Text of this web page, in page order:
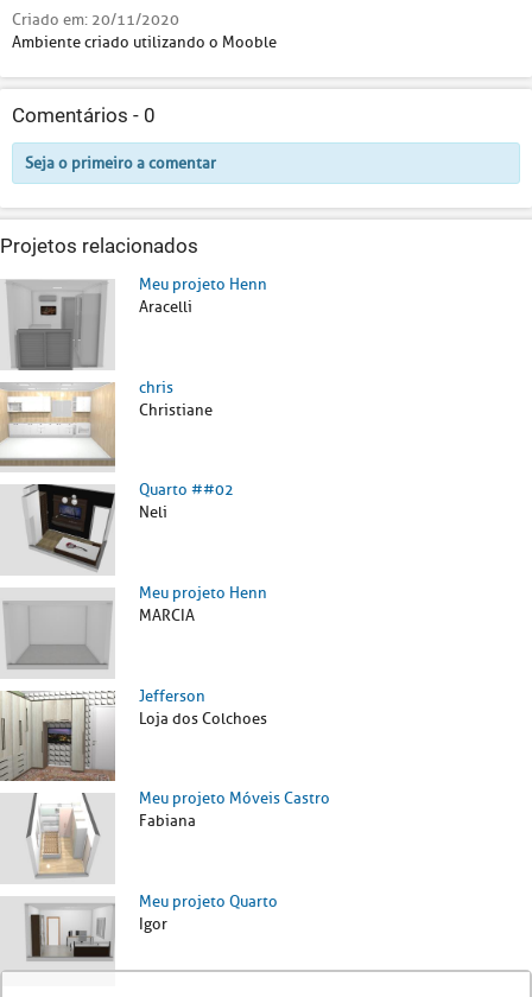
Criado em: 20/11/2020
Ambiente criado utilizando o Mooble
Comentários - 0
Seja o primeiro a comentar
Projetos relacionados
Meu projeto Henn
Aracelli
chris
Christiane
Quarto ##02
Neli
Meu projeto Henn
MARCIA
Jefferson
Loja dos Colchoes
Meu projeto Móveis Castro
Fabiana
Meu projeto Quarto
Igor